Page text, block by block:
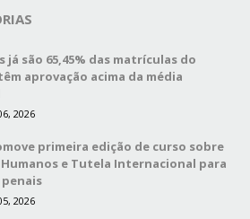
já são 65,45% das matrículas do
aprovação acima da média
2026
primeira edição de curso sobre
e Tutela Internacional para
2026